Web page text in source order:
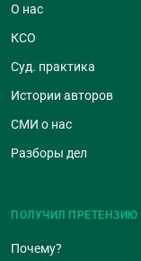
О нас
КСО
Суд. практика
Истории авторов
СМИ о нас
Разборы дел
ПОЛУЧИЛ ПРЕТЕНЗИЮ
Почему?